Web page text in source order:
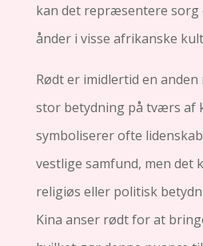
kan det repræsentere sorg
ånder i visse afrikanske
Rødt er imidlertid en
stor betydning på tværs af
symboliserer ofte
vestlige samfund, men det
religiøs eller politisk
Kina anser rødt for at